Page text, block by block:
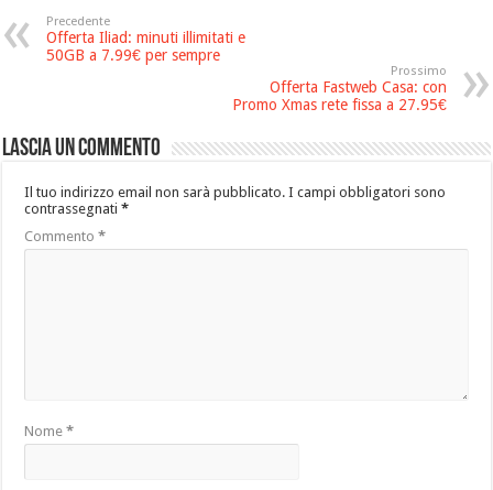
Precedente
Offerta Iliad: minuti illimitati e
50GB a 7.99€ per sempre
Prossimo
Offerta Fastweb Casa: con
Promo Xmas rete fissa a 27.95€
Lascia un commento
Il tuo indirizzo email non sarà pubblicato. I campi obbligatori sono
contrassegnati*
Commento*
Nome*